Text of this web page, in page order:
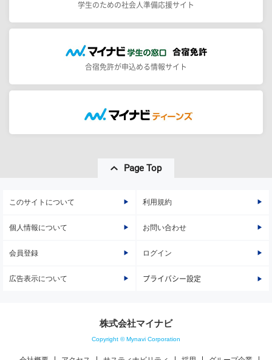
学生のための社会人準備応援サイト
合宿免許が申込める情報サイト
Page Top
このサイトについて 利用規約
個人情報について お問い合わせ
会員登録 ログイン
広告表示について プライバシー設定
株式会社マイナビ
Copyright © Mynavi Corporation